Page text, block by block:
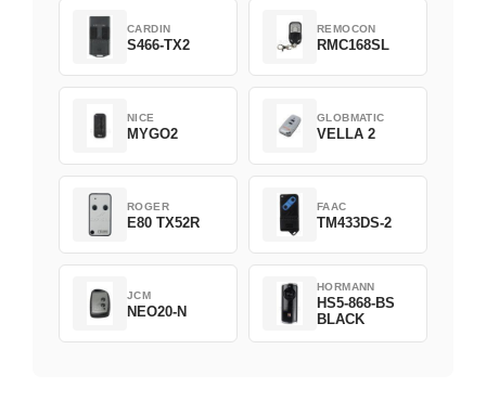
CARDIN
S466-TX2
REMOCON
RMC168SL
NICE
MYGO2
GLOBMATIC
VELLA 2
ROGER
E80 TX52R
FAAC
TM433DS-2
JCM
NEO20-N
HORMANN
HS5-868-BS
BLACK